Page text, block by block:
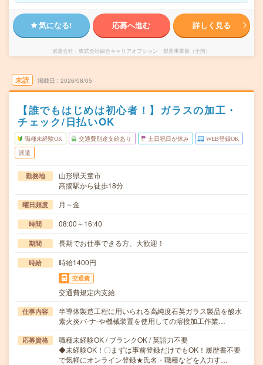
気になる! 応募へ進む 詳しく見る
派遣会社 株式会社綜合キャリアオプション 製造事業部（全国）
未読 掲載日 2026/08/05
【誰でもはじめは初心者！】ガラスの加工・
チェック/日払いOK
職種未経験OK 交通費別途支給あり 土日祝日が休み WEB登録OK
派遣
勤務地
山形県天童市
高擶駅から徒歩18分
曜日頻度 月～金
時間 08:00～16:40
期間 長期でお仕事できる方、大歓迎！
時給 時給1400円
交通費
交通費規定内支給
仕事内容
半導体製造工程に用いられる高純度石英ガラス製品を酸水
素火炎バ-ナ-や機械装置を使用しての溶接加工作業…
応募資格
職種未経験OK / ブランクOK / 英語力不要
◆未経験OK！〇まずは事前登録だけでもOK！履歴書不要
で気軽にオンライン登録★氏名・職種などを入力す…